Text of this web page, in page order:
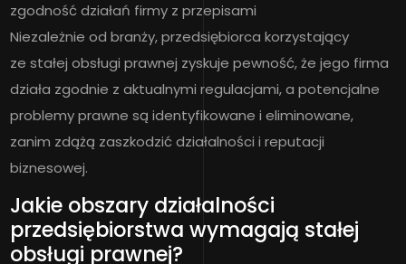
zgodność działań firmy z przepisami
Niezależnie od branży, przedsiębiorca korzystający
ze stałej obsługi prawnej zyskuje pewność, że jego firma
działa zgodnie z aktualnymi regulacjami, a potencjalne
problemy prawne są identyfikowane i eliminowane,
zanim zdążą zaszkodzić działalności i reputacji
biznesowej.
Jakie obszary działalności
przedsiębiorstwa wymagają stałej
obsługi prawnej?